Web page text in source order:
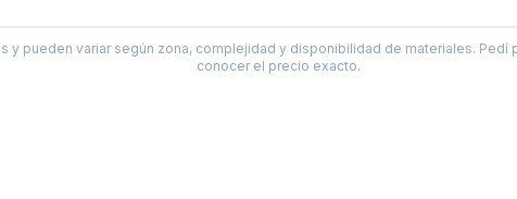
y pueden variar según zona, complejidad y disponibilidad de materiales. Pedí
conocer el precio exacto.